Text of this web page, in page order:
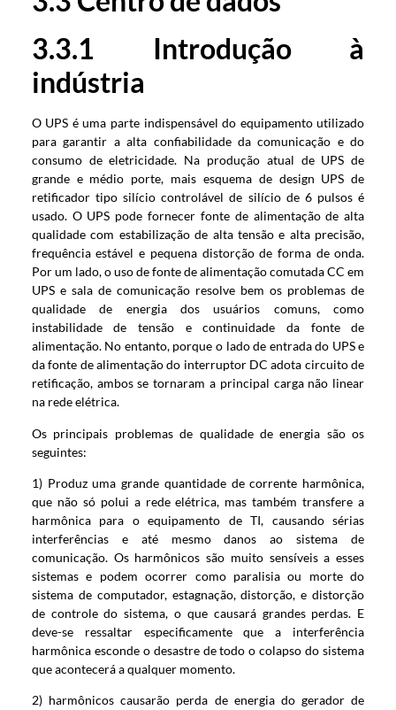
3.3.1 Introdução à
indústria
O UPS é uma parte indispensável do equipamento utilizado
para garantir a alta confiabilidade da comunicação e do
consumo de eletricidade. Na produção atual de UPS de
grande e médio porte, mais esquema de design UPS de
retificador tipo silício controlável de silício de 6 pulsos é
usado. O UPS pode fornecer fonte de alimentação de alta
qualidade com estabilização de alta tensão e alta precisão,
frequência estável e pequena distorção de forma de onda.
Por um lado, o uso de fonte de alimentação comutada CC em
UPS e sala de comunicação resolve bem os problemas de
qualidade de energia dos usuários comuns, como
instabilidade de tensão e continuidade da fonte de
alimentação. No entanto, porque o lado de entrada do UPS e
da fonte de alimentação do interruptor DC adota circuito de
retificação, ambos se tornaram a principal carga não linear
na rede elétrica.
Os principais problemas de qualidade de energia são os
seguintes:
1) Produz uma grande quantidade de corrente harmônica,
que não só polui a rede elétrica, mas também transfere a
harmônica para o equipamento de TI, causando sérias
interferências e até mesmo danos ao sistema de
comunicação. Os harmônicos são muito sensíveis a esses
sistemas e podem ocorrer como paralisia ou morte do
sistema de computador, estagnação, distorção, e distorção
de controle do sistema, o que causará grandes perdas. E
deve-se ressaltar especificamente que a interferência
harmônica esconde o desastre de todo o colapso do sistema
que acontecerá a qualquer momento.
2) harmônicos causarão perda de energia do gerador de